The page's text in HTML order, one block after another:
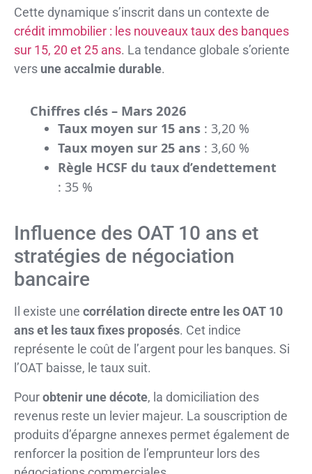
Cette dynamique s’inscrit dans un contexte de
crédit immobilier : les nouveaux taux des banques
sur 15, 20 et 25 ans. La tendance globale s’oriente
vers une accalmie durable.
Chiffres clés – Mars 2026
Taux moyen sur 15 ans: 3,20 %
Taux moyen sur 25 ans: 3,60 %
Règle HCSF du taux d’endettement
: 35 %
Influence des OAT 10 ans et
stratégies de négociation
bancaire
Il existe une corrélation directe entre les OAT 10
ans et les taux fixes proposés. Cet indice
représente le coût de l’argent pour les banques. Si
l’OAT baisse, le taux suit.
Pourobtenir une décote, la domiciliation des
revenus reste un levier majeur. La souscription de
produits d’épargne annexes permet également de
renforcer la position de l’emprunteur lors des